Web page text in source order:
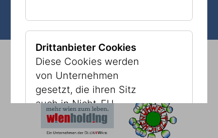
© 2026 Jüdisches Museum Wien
Presse
Newsletter
Datenschutz
Alles auf einen Blick
Barrierefreiheit
Drittanbieter Cookies
Diese Cookies werden
von Unternehmen
gesetzt, die ihren Sitz
auch in Nicht-EU-
Ländern haben können.
Diese Drittanbieter